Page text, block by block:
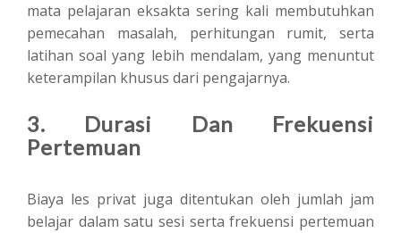
mata pelajaran eksakta sering kali membutuhkan
pemecahan masalah, perhitungan rumit, serta
latihan soal yang lebih mendalam, yang menuntut
keterampilan khusus dari pengajarnya.
3. Durasi Dan Frekuensi
Pertemuan
Biaya les privat juga ditentukan oleh jumlah jam
belajar dalam satu sesi serta frekuensi pertemuan